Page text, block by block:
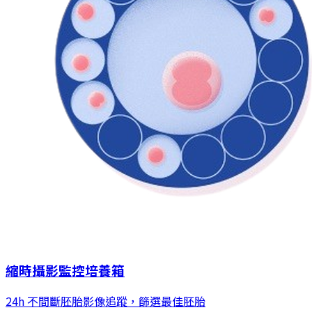
縮時攝影監控培養箱
24h 不間斷胚胎影像追蹤，篩選最佳胚胎